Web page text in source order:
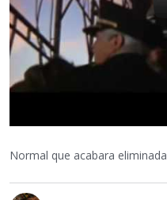
Normal que acabara eliminada